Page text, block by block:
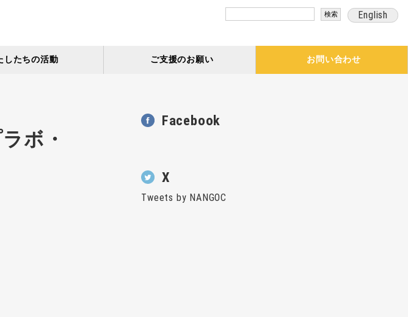
English
したちの活動 ご支援のお願い お問い合わせ
ボ・
Facebook
X
Tweets by NANGOC